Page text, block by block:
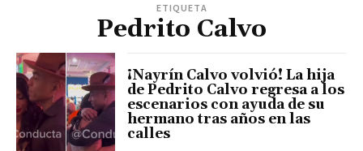
ETIQUETA
Pedrito Calvo
¡Nayrín Calvo volvió! La hija
de Pedrito Calvo regresa a los
escenarios con ayuda de su
hermano tras años en las
calles